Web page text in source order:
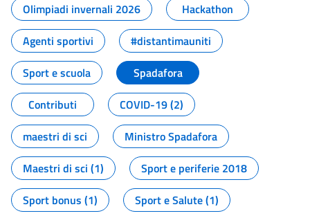
Olimpiadi invernali 2026
Hackathon
Agenti sportivi
#distantimauniti
Sport e scuola
Spadafora
Contributi
COVID-19 (2)
maestri di sci
Ministro Spadafora
Maestri di sci (1)
Sport e periferie 2018
Sport bonus (1)
Sport e Salute (1)